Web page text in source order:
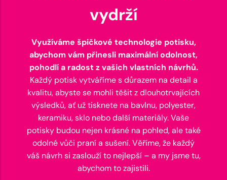
vydrží
Využíváme špičkové technologie potisku,
abychom vám přinesli maximální odolnost,
pohodlí a radost z vašich vlastních návrhů.
Každý potisk vytváříme s důrazem na detail a
kvalitu, abyste se mohli těšit z dlouhotrvajících
výsledků, ať už tisknete na bavlnu, polyester,
keramiku, sklo nebo další materiály. Vaše
potisky budou nejen krásné na pohled, ale také
odolné vůči praní a sušení. Věříme, že každý
váš návrh si zaslouží to nejlepší – a my jsme tu,
abychom to zajistili.